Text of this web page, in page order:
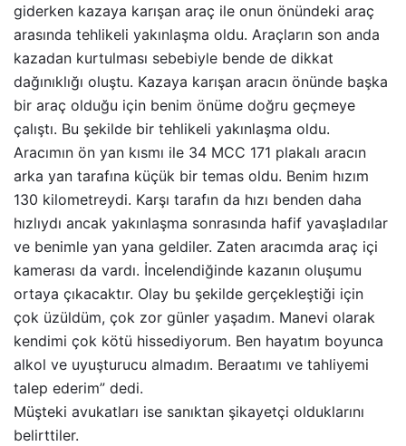
giderken kazaya karışan araç ile onun önündeki araç
arasında tehlikeli yakınlaşma oldu. Araçların son anda
kazadan kurtulması sebebiyle bende de dikkat
dağınıklığı oluştu. Kazaya karışan aracın önünde başka
bir araç olduğu için benim önüme doğru geçmeye
çalıştı. Bu şekilde bir tehlikeli yakınlaşma oldu.
Aracımın ön yan kısmı ile 34 MCC 171 plakalı aracın
arka yan tarafına küçük bir temas oldu. Benim hızım
130 kilometreydi. Karşı tarafın da hızı benden daha
hızlıydı ancak yakınlaşma sonrasında hafif yavaşladılar
ve benimle yan yana geldiler. Zaten aracımda araç içi
kamerası da vardı. İncelendiğinde kazanın oluşumu
ortaya çıkacaktır. Olay bu şekilde gerçekleştiği için
çok üzüldüm, çok zor günler yaşadım. Manevi olarak
kendimi çok kötü hissediyorum. Ben hayatım boyunca
alkol ve uyuşturucu almadım. Beraatımı ve tahliyemi
talep ederim” dedi.
Müşteki avukatları ise sanıktan şikayetçi olduklarını
belirttiler.